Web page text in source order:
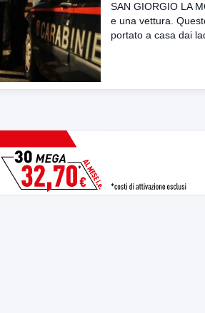
SAN GIORGIO LA
e una vettura.
portato a casa dai